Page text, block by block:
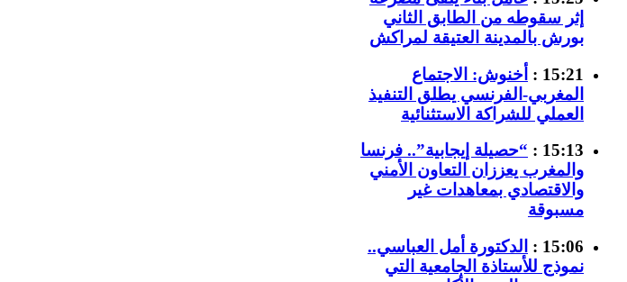
إثر سقوطه من الطابق الثاني
بورش بالمدينة العتيقة لمراكش
15:21 :
أخنوش: الاجتماع
المغربي-الفرنسي يطلق التنفيذ
العملي للشراكة الاستثنائية
15:13 :
“حصيلة إيجابية”.. فرنسا
والمغرب يعززان التعاون الأمني
والاقتصادي بمعاهدات غير
مسبوقة
15:06 :
الدكتورة أمل العباسي..
نموذج للأستاذة الجامعية التي